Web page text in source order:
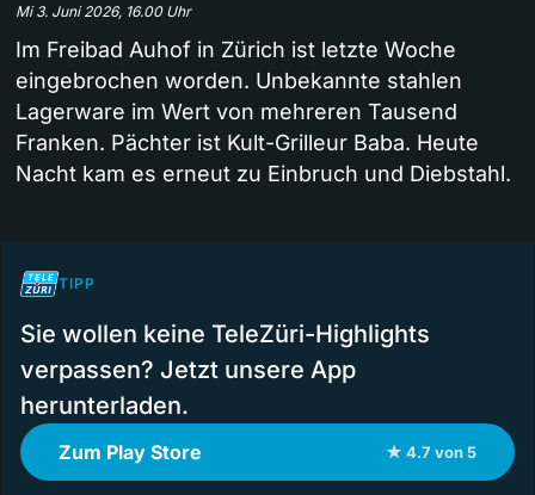
Mi 3. Juni 2026, 16.00 Uhr
Im Freibad Auhof in Zürich ist letzte Woche
eingebrochen worden. Unbekannte stahlen
Lagerware im Wert von mehreren Tausend
Franken. Pächter ist Kult-Grilleur Baba. Heute
Nacht kam es erneut zu Einbruch und Diebstahl.
TIPP
Sie wollen keine TeleZüri-Highlights
verpassen? Jetzt unsere App
herunterladen.
Zum Play Store ★ 4.7 von 5